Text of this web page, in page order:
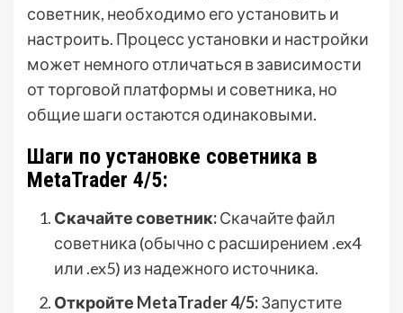
советник, необходимо его установить и
настроить. Процесс установки и настройки
может немного отличаться в зависимости
от торговой платформы и советника, но
общие шаги остаются одинаковыми.
Шаги по установке советника в
MetaTrader 4/5:
Скачайте советник:Скачайте файл
советника (обычно с расширением .ex4
или .ex5) из надежного источника.
Откройте MetaTrader 4/5:Запустите